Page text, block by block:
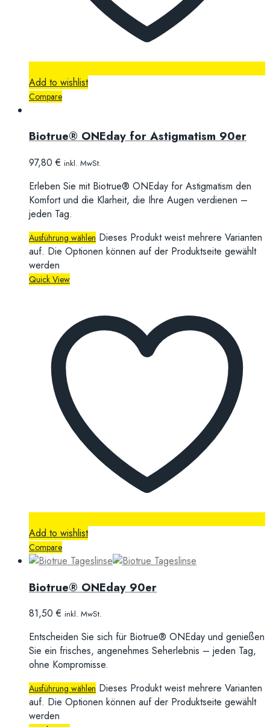
Add to wishlist
Compare
Biotrue® ONEday for Astigmatism 90er
97,80€ inkl. MwSt.
Erleben Sie mit Biotrue® ONEday for Astigmatism den
Komfort und die Klarheit, die Ihre Augen verdienen –
jeden Tag.
Ausführung wählen Dieses Produkt weist mehrere Varianten
auf. Die Optionen können auf der Produktseite gewählt
werden
Quick View
Add to wishlist
Compare
Biotrue® ONEday 90er
81,50€ inkl. MwSt.
Entscheiden Sie sich für Biotrue® ONEday und genießen
Sie ein frisches, angenehmes Seherlebnis – jeden Tag,
ohne Kompromisse.
Ausführung wählen Dieses Produkt weist mehrere Varianten
auf. Die Optionen können auf der Produktseite gewählt
werden